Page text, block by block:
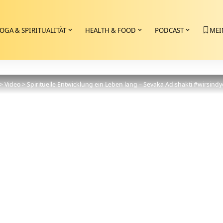
& SPIRITUALITÄT HEALTH & FOOD PODCAST
Video>Spirituelle Entwicklung ein Leben lang – Sevaka Adishakti